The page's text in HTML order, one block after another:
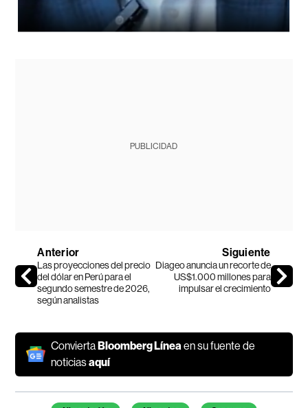
PUBLICIDAD
Anterior
Las proyecciones del precio
del dólar en Perú para el
segundo semestre de 2026,
según analistas
Siguiente
Diageo anuncia un recorte de
US$1.000 millones para
impulsar el crecimiento
ConviertaBloomberg Línea en su fuente de
noticiasaquí